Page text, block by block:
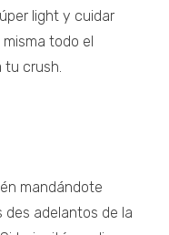
light y cuidar
todo el
crush.
mandándote
des adelantos de la